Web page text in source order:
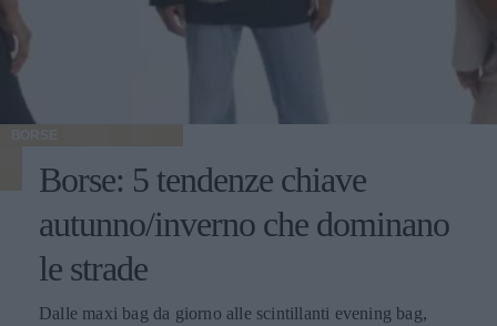
BORSE
Borse: 5 tendenze chiave
autunno/inverno che dominano
le strade
Dalle maxi bag da giorno alle scintillanti evening bag,